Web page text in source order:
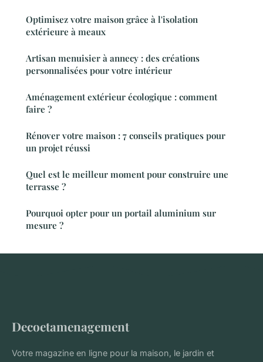
Optimisez votre maison grâce à l'isolation
extérieure à meaux
Artisan menuisier à annecy : des créations
personnalisées pour votre intérieur
Aménagement extérieur écologique : comment
faire ?
Rénover votre maison : 7 conseils pratiques pour
un projet réussi
Quel est le meilleur moment pour construire une
terrasse ?
Pourquoi opter pour un portail aluminium sur
mesure ?
Decoetamenagement
Votre magazine en ligne pour la maison, le jardin et